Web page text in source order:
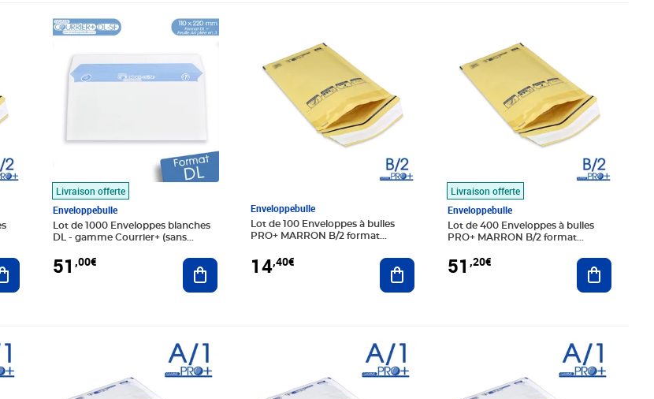
Ajouter au panier
Livraison offerte
Enveloppebulle
Lot de 1000 Enveloppes blanches
DL - gamme Courrier+ (sans
51,00€
Prix 51,00€
Ajouter au panier
Enveloppebulle
Lot de 100 Enveloppes à bulles
PRO+ MARRON B/2 format
14,40€ Ajouter au panier
Livraison offerte
Enveloppebulle
Lot de 400 Enveloppes à bulles
PRO+ MARRON B/2 format
51 ,20€ Ajouter